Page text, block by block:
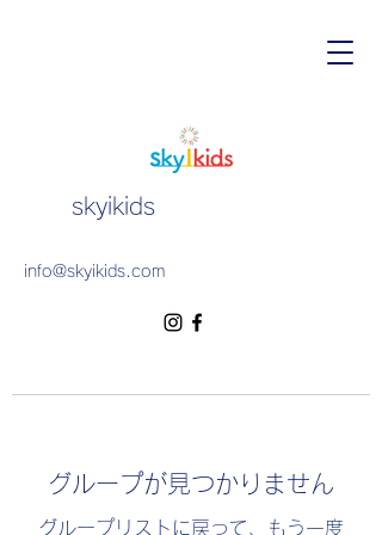
skyikids
info@skyikids.com
グループが見つかりません
グループリストに戻って、もう一度